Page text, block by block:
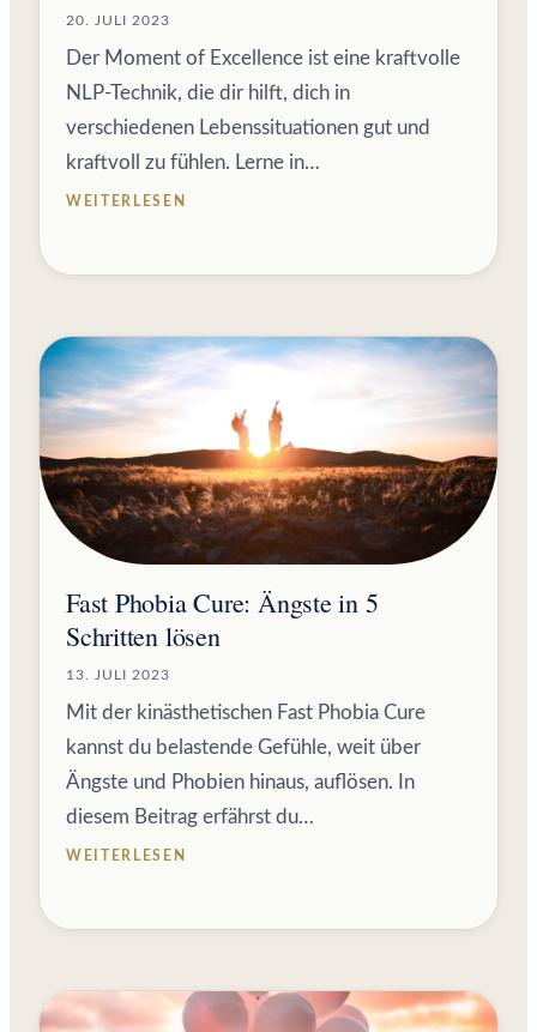
20. JULI 2023
Der Moment of Excellence ist eine kraftvolle
NLP-Technik, die dir hilft, dich in
verschiedenen Lebenssituationen gut und
kraftvoll zu fühlen. Lerne in…
WEITERLESEN
Fast Phobia Cure: Ängste in 5
Schritten lösen
13. JULI 2023
Mit der kinästhetischen Fast Phobia Cure
kannst du belastende Gefühle, weit über
Ängste und Phobien hinaus, auflösen. In
diesem Beitrag erfährst du…
WEITERLESEN